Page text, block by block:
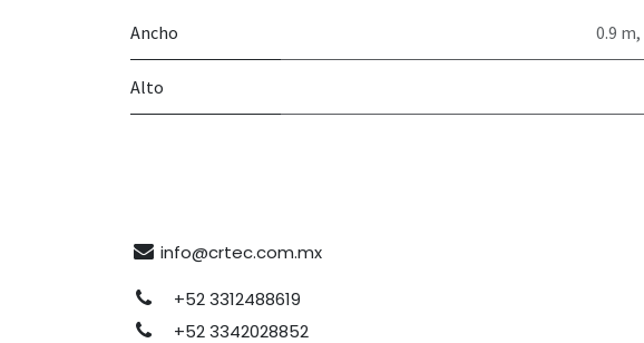
Ancho 0.9 m,
Alto
info@crtec.com.mx
+52 3312488619
+52 3342028852